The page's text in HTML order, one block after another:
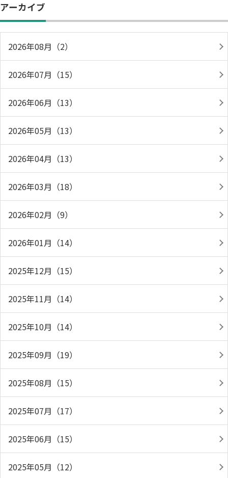
アーカイブ
2026年08月（2）
2026年07月（15）
2026年06月（13）
2026年05月（13）
2026年04月（13）
2026年03月（18）
2026年02月（9）
2026年01月（14）
2025年12月（15）
2025年11月（14）
2025年10月（14）
2025年09月（19）
2025年08月（15）
2025年07月（17）
2025年06月（15）
2025年05月（12）